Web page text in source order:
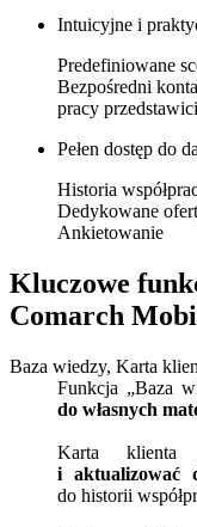
Intuicyjne i
Predefiniowane
Bezpośredni
pracy
Pełen dostęp do
Historia
Dedykowane
Ankietowanie
Kluczowe
Comarch
Baza wiedzy, Karta
Funkcja „Baza
do własnych
Karta klienta
i aktualizować
do historii